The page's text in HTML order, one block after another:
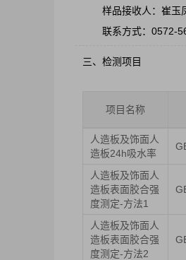
样品接收人：崔玉
联系方式：0572-
三、检测项目
项目名称
人造板及饰面人
造板24h吸水率
人造板及饰面人
造板表面胶合强
度测定-方法1
人造板及饰面人
造板表面胶合强
度测定-方法2